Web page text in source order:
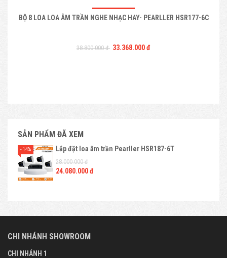
BỘ 8 LOA LOA ÂM TRẦN NGHE NHẠC HAY- PEARLLER HSR177-6C
38.800.000 đ 33.368.000 đ
SẢN PHẨM ĐÃ XEM
Lắp đặt loa âm trần Pearller HSR187-6T
28.000.000 đ
24.080.000 đ
- 14%
CHI NHÁNH SHOWROOM
CHI NHÁNH 1